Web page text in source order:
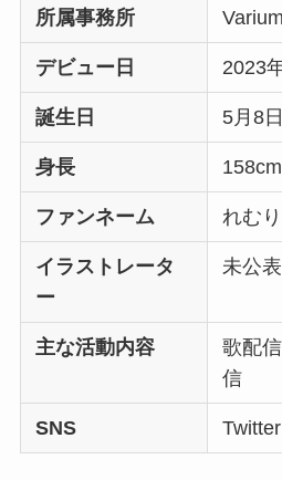
所属事務所 Varium
デビュー日 2023
誕生日 5月8日
身長 158cm
ファンネーム れむ
イラストレータ
ー
未公表
主な活動内容
歌配
信
SNS